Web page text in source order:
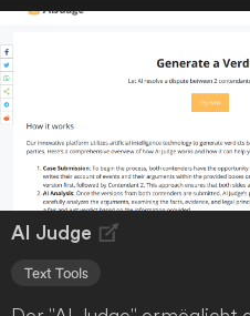
und manuelle Schreiben
gehört somit der
AI Judge
Text Tools